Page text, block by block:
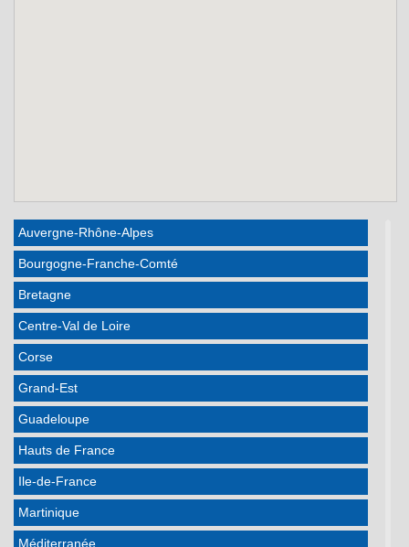
Auvergne-Rhône-Alpes
Bourgogne-Franche-Comté
Bretagne
Centre-Val de Loire
Corse
Grand-Est
Guadeloupe
Hauts de France
Ile-de-France
Martinique
Méditerranée